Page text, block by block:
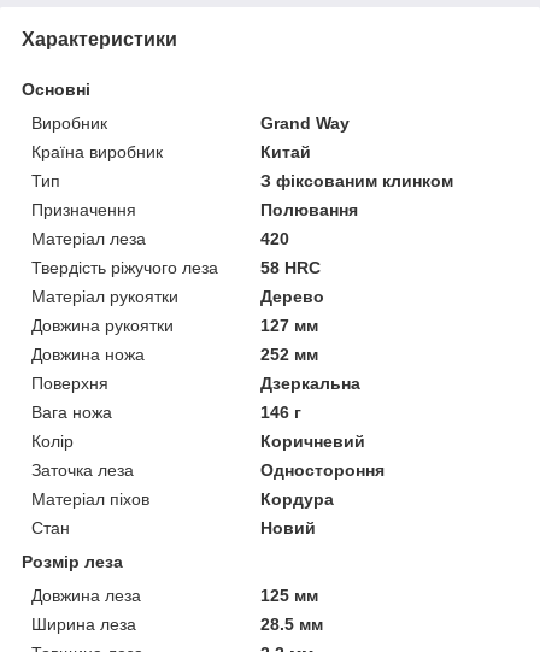
Характеристики
Основні
Виробник
Grand Way
Країна виробник
Китай
Тип
З фіксованим клинком
Призначення
Полювання
Матеріал леза
420
Твердість ріжучого леза
58 HRC
Матеріал рукоятки
Дерево
Довжина рукоятки
127 мм
Довжина ножа
252 мм
Поверхня
Дзеркальна
Вага ножа
146 г
Колір
Коричневий
Заточка леза
Одностороння
Матеріал піхов
Кордура
Стан
Новий
Розмір леза
Довжина леза
125 мм
Ширина леза
28.5 мм